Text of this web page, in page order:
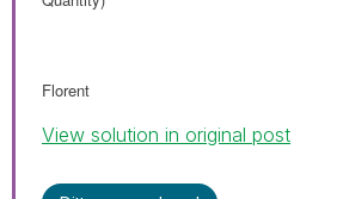
Florent
View solution in original post